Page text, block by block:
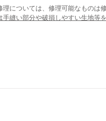
理については、修理可能なものは
手縫い部分や破損しやすい生地等